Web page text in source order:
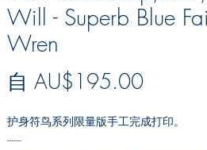
Will - Superb Blue
Wren
自 AU$195.00促
銷
护身符鸟系列限量版手工完成打印。
------